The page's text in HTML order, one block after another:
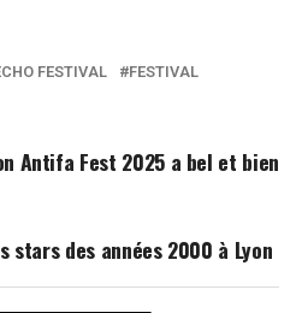
FESTIVAL
FESTIVAL
Antifa Fest 2025 a bel et bien
stars des années 2000 à Lyon